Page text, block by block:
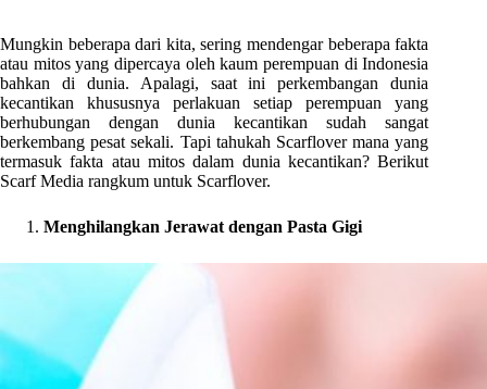
Mungkin beberapa dari kita, sering mendengar beberapa fakta
atau mitos yang dipercaya oleh kaum perempuan di Indonesia
bahkan di dunia. Apalagi, saat ini perkembangan dunia
kecantikan khususnya perlakuan setiap perempuan yang
berhubungan dengan dunia kecantikan sudah sangat
berkembang pesat sekali. Tapi tahukah Scarflover mana yang
termasuk fakta atau mitos dalam dunia kecantikan? Berikut
Scarf Media rangkum untuk Scarflover.
Menghilangkan Jerawat dengan Pasta Gigi